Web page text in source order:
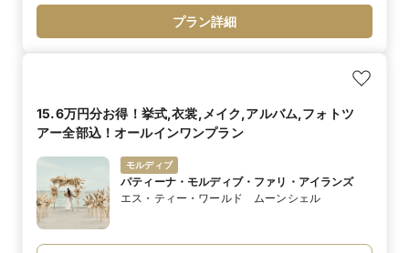
プラン詳細
15.6万円分お得！挙式,衣裳,メイク,アルバム,フォトツ
アー全部込！オールインワンプラン
モルディブ
パティーナ・モルディブ・ファリ・アイランズ
エス・ティー・ワールド ムーンシェル